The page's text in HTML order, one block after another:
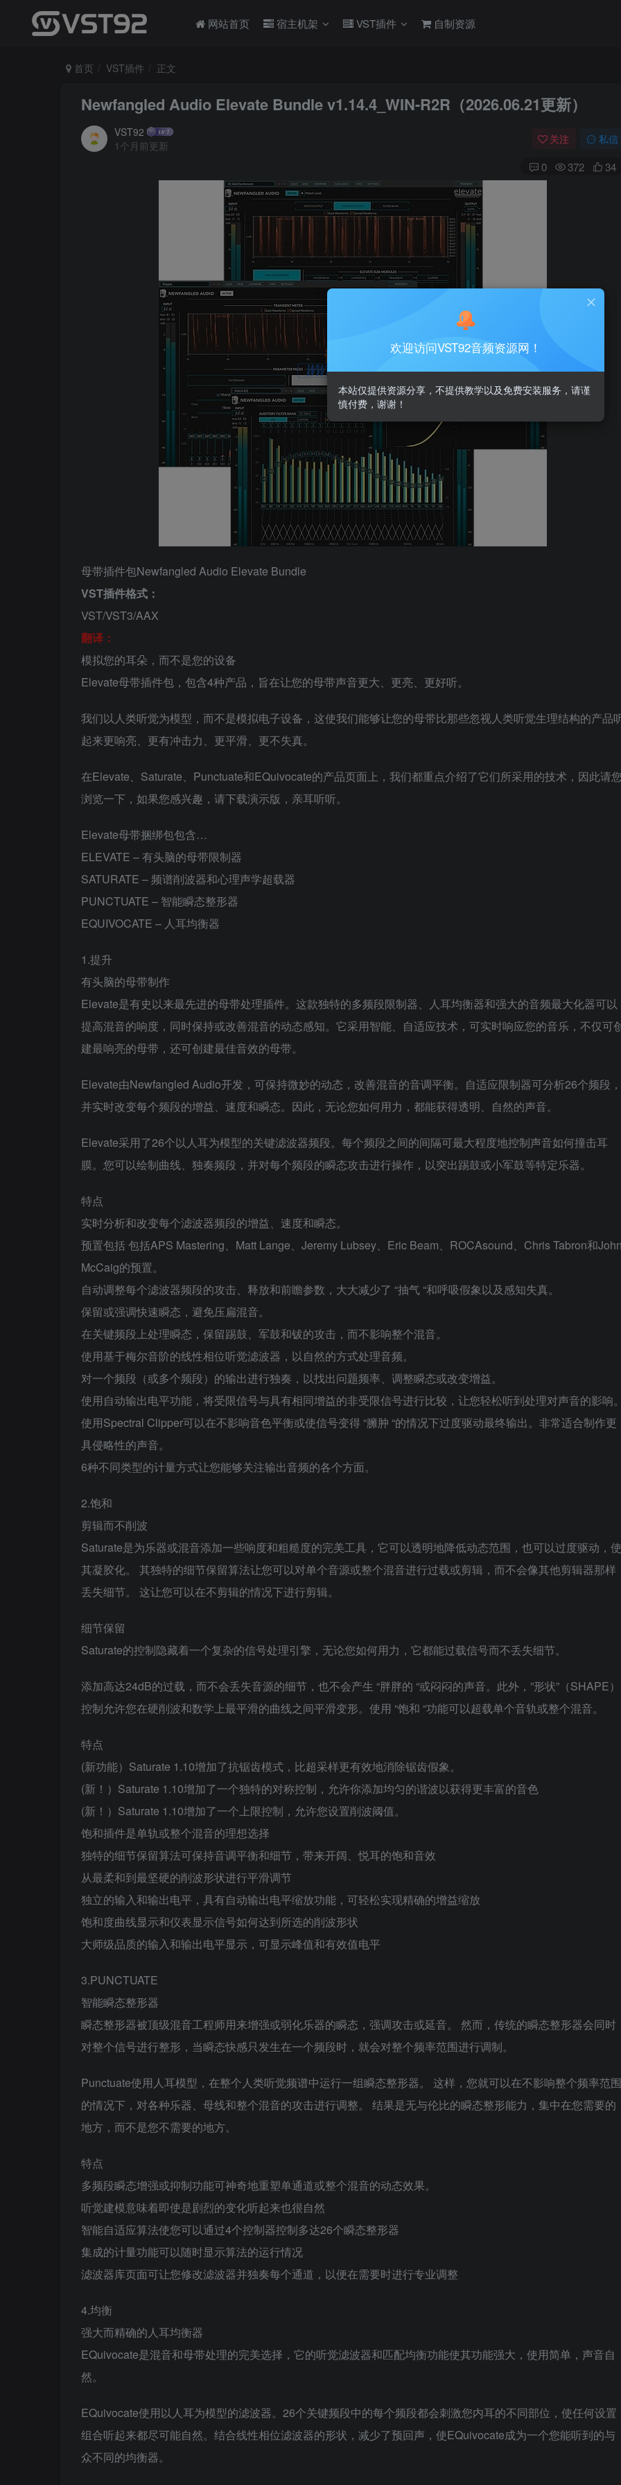
网站首页 宿主机架 VST插件 自制资源
首页 VST插件 正文
Newfangled Audio Elevate Bundle v1.14.4_WIN-R2R（2026.06.21更新）
VST92
1个月前更新
关注 私信
0 372 34
母带插件包Newfangled Audio Elevate Bundle
VST插件格式：
VST/VST3/AAX
翻译：
模拟您的耳朵，而不是您的设备
Elevate母带插件包，包含4种产品，旨在让您的母带声音更大、更亮、更好听。
我们以人类听觉为模型，而不是模拟电子设备，这使我们能够让您的母带比那些忽视人类听觉生理结构的产品
起来更响亮、更有冲击力、更平滑、更不失真。
在Elevate、Saturate、Punctuate和EQuivocate的产品页面上，我们都重点介绍了它们所采用的技术，因此请
浏览一下，如果您感兴趣，请下载演示版，亲耳听听。
Elevate母带捆绑包包含…
ELEVATE – 有头脑的母带限制器
SATURATE – 频谱削波器和心理声学超载器
PUNCTUATE – 智能瞬态整形器
EQUIVOCATE – 人耳均衡器
1.提升
有头脑的母带制作
Elevate是有史以来最先进的母带处理插件。这款独特的多频段限制器、人耳均衡器和强大的音频最大化器可以
提高混音的响度，同时保持或改善混音的动态感知。它采用智能、自适应技术，可实时响应您的音乐，不仅可
建最响亮的母带，还可创建最佳音效的母带。
Elevate由Newfangled Audio开发，可保持微妙的动态，改善混音的音调平衡。自适应限制器可分析26个频段，
并实时改变每个频段的增益、速度和瞬态。因此，无论您如何用力，都能获得透明、自然的声音。
Elevate采用了26个以人耳为模型的关键滤波器频段。每个频段之间的间隔可最大程度地控制声音如何撞击耳
膜。您可以绘制曲线、独奏频段，并对每个频段的瞬态攻击进行操作，以突出踢鼓或小军鼓等特定乐器。
特点
实时分析和改变每个滤波器频段的增益、速度和瞬态。
预置包括 包括APS Mastering、Matt Lange、Jeremy Lubsey、Eric Beam、ROCAsound、Chris Tabron和
McCaig的预置。
自动调整每个滤波器频段的攻击、释放和前瞻参数，大大减少了 “抽气 “和呼吸假象以及感知失真。
保留或强调快速瞬态，避免压扁混音。
在关键频段上处理瞬态，保留踢鼓、军鼓和钹的攻击，而不影响整个混音。
使用基于梅尔音阶的线性相位听觉滤波器，以自然的方式处理音频。
对一个频段（或多个频段）的输出进行独奏，以找出问题频率、调整瞬态或改变增益。
使用自动输出电平功能，将受限信号与具有相同增益的非受限信号进行比较，让您轻松听到处理对声音的影响
使用Spectral Clipper可以在不影响音色平衡或使信号变得 “臃肿 “的情况下过度驱动最终输出。非常适合制作更
具侵略性的声音。
6种不同类型的计量方式让您能够关注输出音频的各个方面。
2.饱和
剪辑而不削波
Saturate是为乐器或混音添加一些响度和粗糙度的完美工具，它可以透明地降低动态范围，也可以过度驱动，使
其凝胶化。 其独特的细节保留算法让您可以对单个音源或整个混音进行过载或剪辑，而不会像其他剪辑器那样
丢失细节。 这让您可以在不剪辑的情况下进行剪辑。
细节保留
Saturate的控制隐藏着一个复杂的信号处理引擎，无论您如何用力，它都能过载信号而不丢失细节。
添加高达24dB的过载，而不会丢失音源的细节，也不会产生 “胖胖的 “或闷闷的声音。此外，”形状”（SHAPE）
控制允许您在硬削波和数学上最平滑的曲线之间平滑变形。使用 “饱和 “功能可以超载单个音轨或整个混音。
特点
(新功能）Saturate 1.10增加了抗锯齿模式，比超采样更有效地消除锯齿假象。
(新！）Saturate 1.10增加了一个独特的对称控制，允许你添加均匀的谐波以获得更丰富的音色
(新！）Saturate 1.10增加了一个上限控制，允许您设置削波阈值。
饱和插件是单轨或整个混音的理想选择
独特的细节保留算法可保持音调平衡和细节，带来开阔、悦耳的饱和音效
从最柔和到最坚硬的削波形状进行平滑调节
独立的输入和输出电平，具有自动输出电平缩放功能，可轻松实现精确的增益缩放
饱和度曲线显示和仪表显示信号如何达到所选的削波形状
大师级品质的输入和输出电平显示，可显示峰值和有效值电平
3.PUNCTUATE
智能瞬态整形器
瞬态整形器被顶级混音工程师用来增强或弱化乐器的瞬态，强调攻击或延音。 然而，传统的瞬态整形器会同时
对整个信号进行整形，当瞬态快感只发生在一个频段时，就会对整个频率范围进行调制。
Punctuate使用人耳模型，在整个人类听觉频谱中运行一组瞬态整形器。 这样，您就可以在不影响整个频率范围
的情况下，对各种乐器、母线和整个混音的攻击进行调整。 结果是无与伦比的瞬态整形能力，集中在您需要的
地方，而不是您不需要的地方。
特点
多频段瞬态增强或抑制功能可神奇地重塑单通道或整个混音的动态效果。
听觉建模意味着即使是剧烈的变化听起来也很自然
智能自适应算法使您可以通过4个控制器控制多达26个瞬态整形器
集成的计量功能可以随时显示算法的运行情况
滤波器库页面可让您修改滤波器并独奏每个通道，以便在需要时进行专业调整
4.均衡
强大而精确的人耳均衡器
EQuivocate是混音和母带处理的完美选择，它的听觉滤波器和匹配均衡功能使其功能强大，使用简单，声音自
然。
EQuivocate使用以人耳为模型的滤波器。26个关键频段中的每个频段都会刺激您内耳的不同部位，使任何设置
组合听起来都尽可能自然。结合线性相位滤波器的形状，减少了预回声，使EQuivocate成为一个您能听到的与
众不同的均衡器。
欢迎访问VST92音频资源网！
本站仅提供资源分享，不提供教学以及免费安装服务，请谨
慎付费，谢谢！